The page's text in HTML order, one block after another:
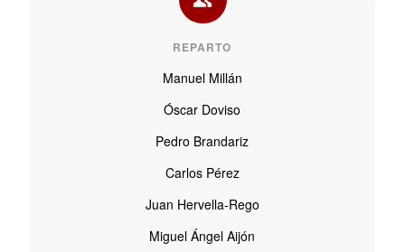
REPARTO
Manuel Millán
Óscar Doviso
Pedro Brandariz
Carlos Pérez
Juan Hervella-Rego
Miguel Ángel Aijón